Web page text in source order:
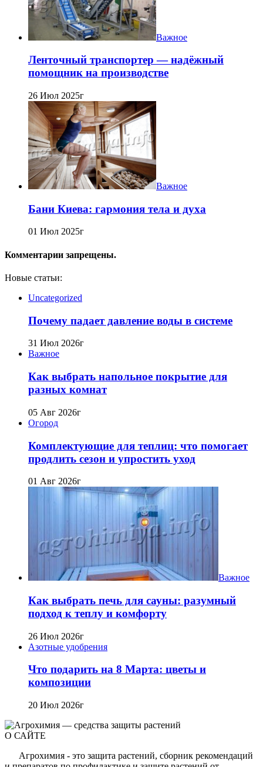
Важное
Ленточный транспортер — надёжный
помощник на производстве
26 Июл 2025г
Важное
Бани Киева: гармония тела и духа
01 Июл 2025г
Комментарии запрещены.
Новые статьи:
Uncategorized
Почему падает давление воды в системе
31 Июл 2026г
Важное
Как выбрать напольное покрытие для
разных комнат
05 Авг 2026г
Огород
Комплектующие для теплиц: что помогает
продлить сезон и упростить уход
01 Авг 2026г
Важное
Как выбрать печь для сауны: разумный
подход к теплу и комфорту
26 Июл 2026г
Азотные удобрения
Что подарить на 8 Марта: цветы и
композиции
20 Июл 2026г
О САЙТЕ
Агрохимия - это защита растений, сборник рекомендаций